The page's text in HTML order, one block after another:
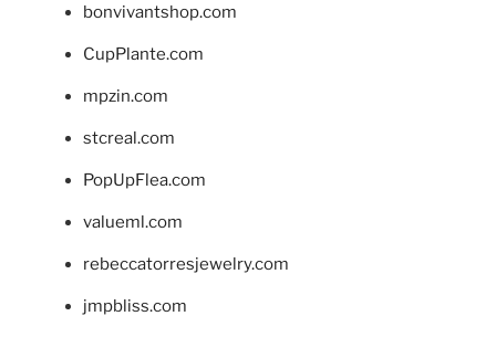
bonvivantshop.com
CupPlante.com
mpzin.com
stcreal.com
PopUpFlea.com
valueml.com
rebeccatorresjewelry.com
jmpbliss.com